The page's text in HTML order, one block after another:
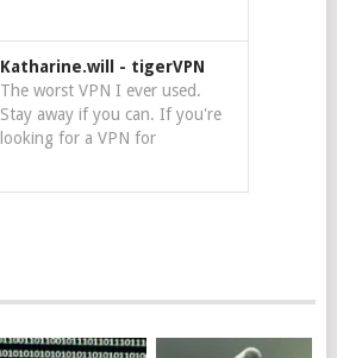
Katharine.will - tigerVPN
The worst VPN I ever used.
Stay away if you can. If you're
looking for a VPN for